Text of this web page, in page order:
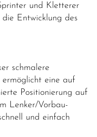
und Kletterer
Entwicklung des
schmalere
eine auf
Positionierung auf
Lenker/Vorbau-
und einfach